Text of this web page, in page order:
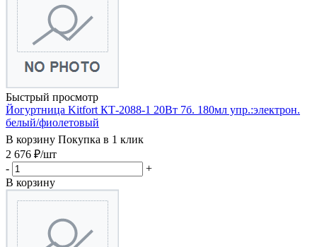
Быстрый просмотр
Йогуртница Kitfort КТ-2088-1 20Вт 7б. 180мл упр.:электрон.
белый/фиолетовый
В корзину Покупка в 1 клик
2 676 ₽/шт
-
+
В корзину